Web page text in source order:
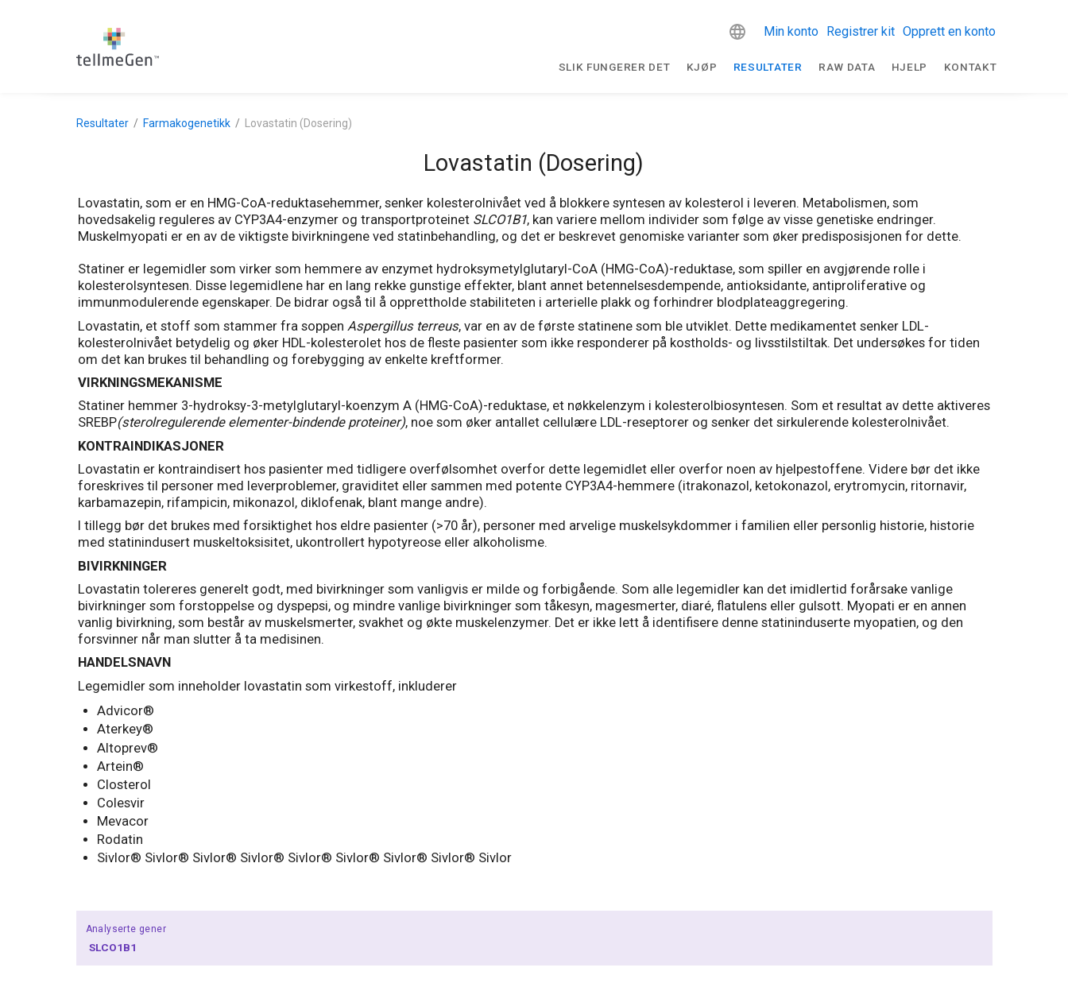
Min konto Registrer kit Opprett en konto
SLIK FUNGERER DET KJØP RESULTATER RAW DATA HJELP KONTAKT
Resultater Farmakogenetikk Lovastatin (Dosering)
Lovastatin (Dosering)
Lovastatin, som er en HMG-CoA-reduktasehemmer, senker kolesterolnivået ved å blokkere syntesen av kolesterol i leveren. Metabolismen, som
hovedsakelig reguleres av CYP3A4-enzymer og transportproteinet SLCO1B1, kan variere mellom individer som følge av visse genetiske endringer.
Muskelmyopati er en av de viktigste bivirkningene ved statinbehandling, og det er beskrevet genomiske varianter som øker predisposisjonen for dette.
Statiner er legemidler som virker som hemmere av enzymet hydroksymetylglutaryl-CoA (HMG-CoA)-reduktase, som spiller en avgjørende rolle i
kolesterolsyntesen. Disse legemidlene har en lang rekke gunstige effekter, blant annet betennelsesdempende, antioksidante, antiproliferative og
immunmodulerende egenskaper. De bidrar også til å opprettholde stabiliteten i arterielle plakk og forhindrer blodplateaggregering.
Lovastatin, et stoff som stammer fra soppen Aspergillus terreus, var en av de første statinene som ble utviklet. Dette medikamentet senker LDL-
kolesterolnivået betydelig og øker HDL-kolesterolet hos de fleste pasienter som ikke responderer på kostholds- og livsstilstiltak. Det undersøkes for tiden
om det kan brukes til behandling og forebygging av enkelte kreftformer.
VIRKNINGSMEKANISME
Statiner hemmer 3-hydroksy-3-metylglutaryl-koenzym A (HMG-CoA)-reduktase, et nøkkelenzym i kolesterolbiosyntesen. Som et resultat av dette aktiveres
SREBP(sterolregulerende elementer-bindende proteiner), noe som øker antallet cellulære LDL-reseptorer og senker det sirkulerende kolesterolnivået.
KONTRAINDIKASJONER
Lovastatin er kontraindisert hos pasienter med tidligere overfølsomhet overfor dette legemidlet eller overfor noen av hjelpestoffene. Videre bør det ikke
foreskrives til personer med leverproblemer, graviditet eller sammen med potente CYP3A4-hemmere (itrakonazol, ketokonazol, erytromycin, ritornavir,
karbamazepin, rifampicin, mikonazol, diklofenak, blant mange andre).
I tillegg bør det brukes med forsiktighet hos eldre pasienter (>70 år), personer med arvelige muskelsykdommer i familien eller personlig historie, historie
med statinindusert muskeltoksisitet, ukontrollert hypotyreose eller alkoholisme.
BIVIRKNINGER
Lovastatin tolereres generelt godt, med bivirkninger som vanligvis er milde og forbigående. Som alle legemidler kan det imidlertid forårsake vanlige
bivirkninger som forstoppelse og dyspepsi, og mindre vanlige bivirkninger som tåkesyn, magesmerter, diaré, flatulens eller gulsott. Myopati er en annen
vanlig bivirkning, som består av muskelsmerter, svakhet og økte muskelenzymer. Det er ikke lett å identifisere denne statininduserte myopatien, og den
forsvinner når man slutter å ta medisinen.
HANDELSNAVN
Legemidler som inneholder lovastatin som virkestoff, inkluderer
Advicor®
Aterkey®
Altoprev®
Artein®
Closterol
Colesvir
Mevacor
Rodatin
Sivlor® Sivlor® Sivlor® Sivlor® Sivlor® Sivlor® Sivlor® Sivlor® Sivlor
Analyserte gener
SLCO1B1